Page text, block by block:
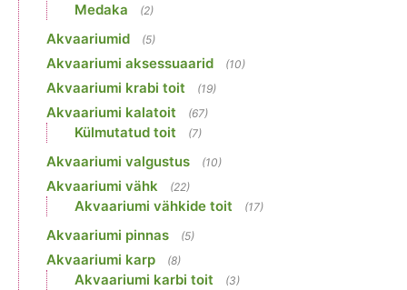
Medaka (2)
Akvaariumid (5)
Akvaariumi aksessuaarid (10)
Akvaariumi krabi toit (19)
Akvaariumi kalatoit (67)
Külmutatud toit (7)
Akvaariumi valgustus (10)
Akvaariumi vähk (22)
Akvaariumi vähkide toit (17)
Akvaariumi pinnas (5)
Akvaariumi karp (8)
Akvaariumi karbi toit (3)